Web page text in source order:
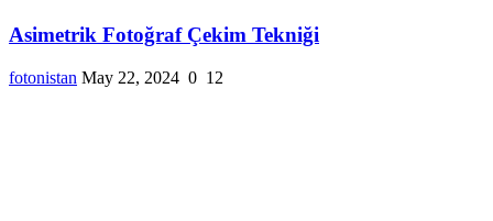
Asimetrik Fotoğraf Çekim Tekniği
fotonistan May 22, 2024 0 12